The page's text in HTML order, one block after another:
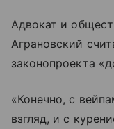
Адвокат и
Аграновский
законопроекта
«Конечно, с
взгляд, и с